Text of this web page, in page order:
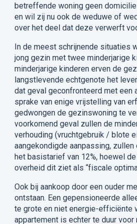
betreffende woning geen
en wil zij nu ook de weduwe of
over het deel dat deze verwerft
In de meest schrijnende situaties
jong gezin met twee minderjarige
minderjarige kinderen erven de
langstlevende echtgenote het
dat geval geconfronteerd met een
sprake van enige vrijstelling van
gedwongen de gezinswoning te
voorkomend geval zullen de
verhouding (vruchtgebruik / blote
aangekondigde aanpassing,
het basistarief van 12%, hoewel
overheid dit ziet als “fiscale
Ook bij aankoop door een ouder
ontstaan. Een gepensioneerde
te grote en niet energie-efficiënte
appartement is echter te duur voor